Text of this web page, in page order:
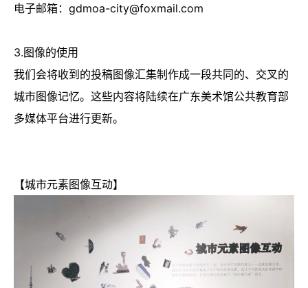
电子邮箱： gdmoa-city@foxmail.com
3.图像的使用
我们会将收到的投稿图像汇集制作成一段共同的、交叉的
城市图像记忆。这些内容将陆续在广东美术馆公共教育部
多媒体平台进行更新。
【城市元素图像互动】